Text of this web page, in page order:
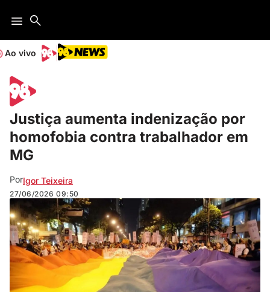
Ao vivo
Justiça aumenta indenização por
homofobia contra trabalhador em
MG
PorIgor Teixeira
27/06/2026 09:50